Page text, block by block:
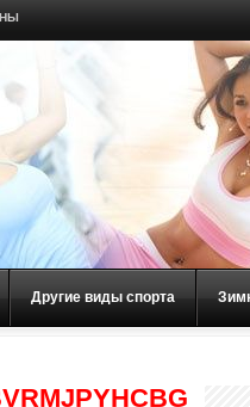
Другие виды спорта